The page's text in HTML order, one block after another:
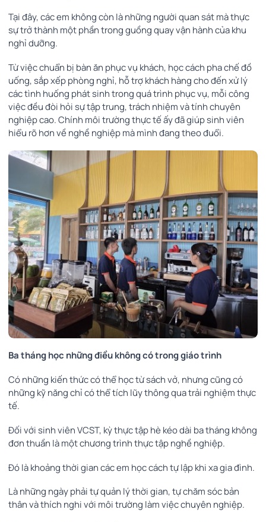
Tại đây, các em không còn là những người quan sát mà thực
sự trở thành một phần trong guồng quay vận hành của khu
nghỉ dưỡng.
Từ việc chuẩn bị bàn ăn phục vụ khách, học cách pha chế đồ
uống, sắp xếp phòng nghỉ, hỗ trợ khách hàng cho đến xử lý
các tình huống phát sinh trong quá trình phục vụ, mỗi công
việc đều đòi hỏi sự tập trung, trách nhiệm và tính chuyên
nghiệp cao. Chính môi trường thực tế ấy đã giúp sinh viên
hiểu rõ hơn về nghề nghiệp mà mình đang theo đuổi.
Ba tháng học những điều không có trong giáo trình
Có những kiến thức có thể học từ sách vở, nhưng cũng có
những kỹ năng chỉ có thể tích lũy thông qua trải nghiệm thực
tế.
Đối với sinh viên VCST, kỳ thực tập hè kéo dài ba tháng không
đơn thuần là một chương trình thực tập nghề nghiệp.
Đó là khoảng thời gian các em học cách tự lập khi xa gia đình.
Là những ngày phải tự quản lý thời gian, tự chăm sóc bản
thân và thích nghi với môi trường làm việc chuyên nghiệp.